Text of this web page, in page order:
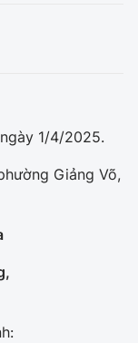
1/4/2025.
Giảng Võ,